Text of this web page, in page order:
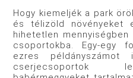
Hogy kiemeljék a park
és télizöld növényeket
hihetetlen
csoportokba. Egy-egy
ezres
cserjecsoportok